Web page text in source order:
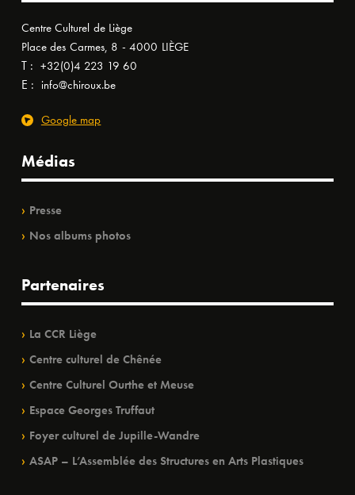
Centre Culturel de Liège
Place des Carmes, 8 - 4000 LIÈGE
T : +32(0)4 223 19 60
E : info@chiroux.be
Google map
Médias
Presse
Nos albums photos
Partenaires
La CCR Liège
Centre culturel de Chênée
Centre Culturel Ourthe et Meuse
Espace Georges Truffaut
Foyer culturel de Jupille-Wandre
ASAP – L’Assemblée des Structures en Arts Plastiques